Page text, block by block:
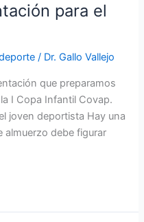
para el
/ Dr. Gallo Vallejo
que preparamos
I Copa Infantil Covap.
joven deportista Hay una
debe figurar